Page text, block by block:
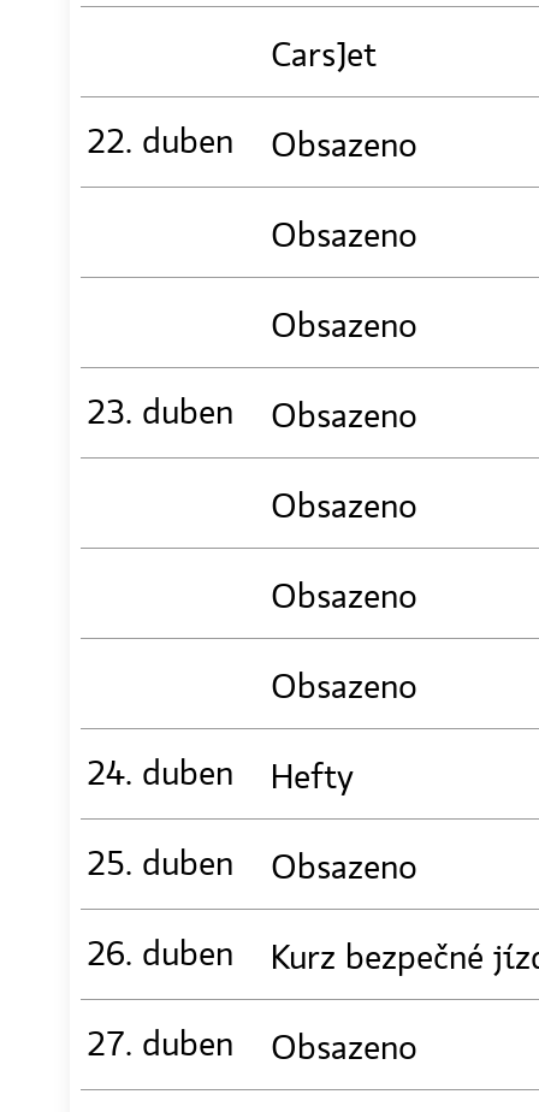
CarsJet
22. duben Obsazeno
Obsazeno
Obsazeno
23. duben Obsazeno
Obsazeno
Obsazeno
Obsazeno
24. duben Hefty
25. duben Obsazeno
26. duben Kurz bezpečné
27. duben Obsazeno